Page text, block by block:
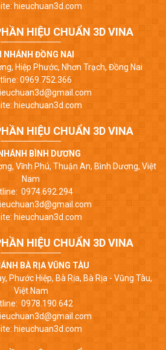
hieuchuan3d.com
HIỆU CHUẨN 3D VINA
NHÁNH ĐỒNG NAI
Hiệp Phước, Nhơn Trạch, Đồng Nai
0969.752.366
hieuchuan3d.com
HIỆU CHUẨN 3D VINA
BÌNH DƯƠNG
Vĩnh Phú, Thuận An, Bình Dương, Việt
Nam
0974.692.294
hieuchuan3d.com
HIỆU CHUẨN 3D VINA
BÀ RỊA VŨNG TÀU
Phước Hiệp, Bà Rịa, Bà Rịa - Vũng Tàu,
Việt Nam
0978.190.642
hieuchuan3d.com